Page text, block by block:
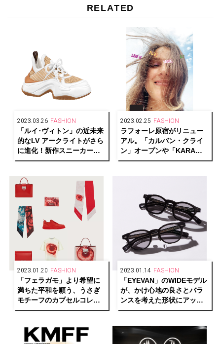
RELATED
2023.03.26 FASHION
「ルイ･ヴィトン」の近未来
的なLV アークライトがさら
に進化！新作スニーカーが
発売
2023.02.25 FASHION
ラフォーレ原宿がリニュー
アル。「カルバン・クライ
ン」オープンや「KARA」
のPOP UP STOREも登場！
2023.01.20 FASHION
「フェラガモ」より希望に
満ちた平和を願う、うさぎ
モチーフのカプセルコレク
ションが発売中
2023.01.14 FASHION
「EYEVAN」のWIDEモデル
が、かけ心地の良さとバラ
ンスを考えた形状にアップ
デート！